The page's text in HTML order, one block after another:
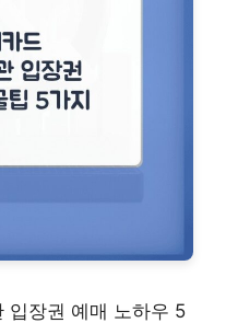
입장권 예매 노하우 5